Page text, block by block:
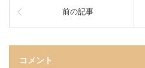
前の記事
コメント